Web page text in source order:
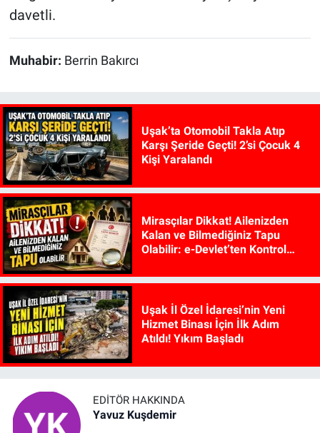
davetli.
Muhabir: Berrin Bakırcı
Uşak’ta Otomobil Takla Atıp
Karşı Şeride Geçti! 2’si Çocuk 4
Kişi Yaralandı
Mirasçılar Dikkat! Ailenizden
Kalan ve Bilmediğiniz Tapu
Olabilir: e-Devlet’ten Kontrol
Uşak İl Özel İdaresi’nin Yeni
Hizmet Binası İçin İlk Adım
Atıldı! Yıkım Başladı
EDITÖR HAKKINDA
Yavuz Kuşdemir